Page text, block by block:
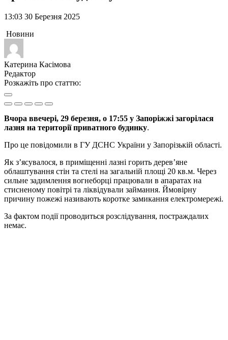
13:03 30 Березня 2025
Новини
Катерина Касімова
Редактор
Розкажіть про статтю:
Вчора ввечері, 29 березня, о 17:55 у Запоріжжі загорілася
лазня на території приватного будинку.
Про це повідомили в ГУ ДСНС України у Запорізькій області.
Як з’ясувалося, в приміщенні лазні горить дерев’яне
облаштування стін та стелі на загальній площі 20 кв.м. Через
сильне задимлення вогнеборці працювали в апаратах на
стисненому повітрі та ліквідували займання. Ймовірну
причину пожежі називають коротке замикання електромережі.
За фактом події проводиться розслідування, постраждалих
немає.